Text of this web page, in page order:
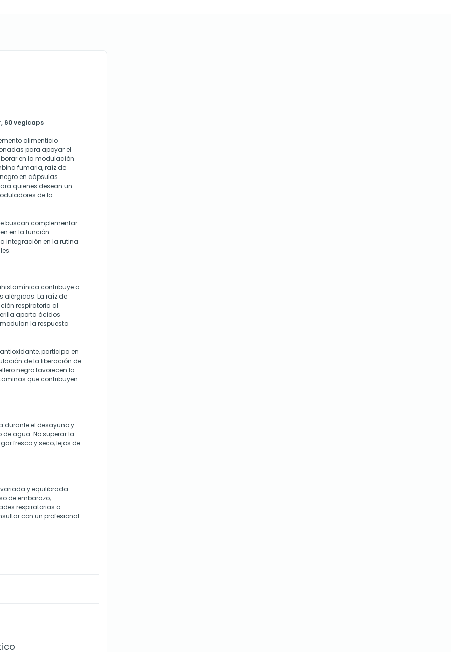
60 vegicaps
alimenticio
para apoyar el
en la modulación
fumaria, raíz de
en cápsulas
quienes desean un
de la
buscan complementar
en la función
integración en la rutina
contribuye a
alérgicas. La raíz de
respiratoria al
aporta ácidos
la respuesta
participa en
de la liberación de
negro favorecen la
que contribuyen
durante el desayuno y
agua. No superar la
fresco y seco, lejos de
y equilibrada.
de embarazo,
respiratorias o
con un profesional